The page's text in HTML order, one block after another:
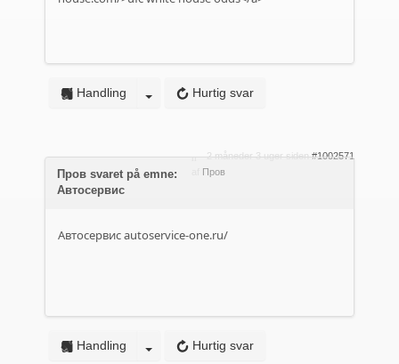
Hurtig svar
Handling
2 måneder 3 uger siden #1002571
Пров
Пров svaret på emne:
Автосервис
Автосервисautoservice-one.ru/
Hurtig svar
Handling